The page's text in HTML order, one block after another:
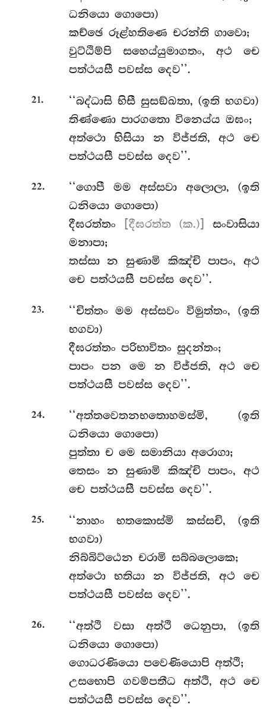
ධනියො ගොපො)
කච්ඡෙ රූළ්හතිණෙ චරන්ති ගාවො;
වුට්ඨිම්පි සහෙය්යුමාගතං, අථ චෙ
පත්ථයසී පවස්ස දෙව’’.
21.
‘‘බද්ධාසි භිසී සුසඞ්ඛතා, (ඉති භගවා)
තිණ්ණො පාරගතො විනෙය්ය ඔඝං;
අත්ථො භිසියා න විජ්ජති, අථ චෙ
පත්ථයසී පවස්ස දෙව’’.
22. ‘‘ගොපී මම අස්සවා අලොලා, (ඉති
ධනියො ගොපො)
දීඝරත්තං
[දීඝරත්ත (ක.)]
සංවාසියා
මනාපා;
තස්සාන සුණාමි කිඤ්චි පාපං, අථ
චෙ පත්ථයසී පවස්ස දෙව’’.
23.
‘‘චිත්තං මම අස්සවං විමුත්තං, (ඉති
භගවා)
දීඝරත්තං පරිභාවිතං සුදන්තං;
පාපං පන මෙ න විජ්ජති, අථ චෙ
පත්ථයසී පවස්ස දෙව’’.
24. ‘‘අත්තවෙතනභතොහමස්මි, (ඉති
ධනියො ගොපො)
පුත්තා ච මෙ සමානියා අරොගා;
තෙසං න සුණාමි කිඤ්චි පාපං, අථ
චෙ පත්ථයසී පවස්ස දෙව’’.
25.
‘‘නාහං භතකොස්මි කස්සචි, (ඉති
භගවා)
නිබ්බිට්ඨෙන චරාමි සබ්බලොකෙ;
අත්ථො භතියා න විජ්ජති, අථ චෙ
පත්ථයසී පවස්ස දෙව’’.
26.
‘‘අත්ථි වසා අත්ථි ධෙනුපා, (ඉති
ධනියො ගොපො)
ගොධරණියො පවෙණියොපි අත්ථි;
උසභොපි ගවම්පතීධ අත්ථි, අථ චෙ
පත්ථයසී පවස්ස දෙව’’.